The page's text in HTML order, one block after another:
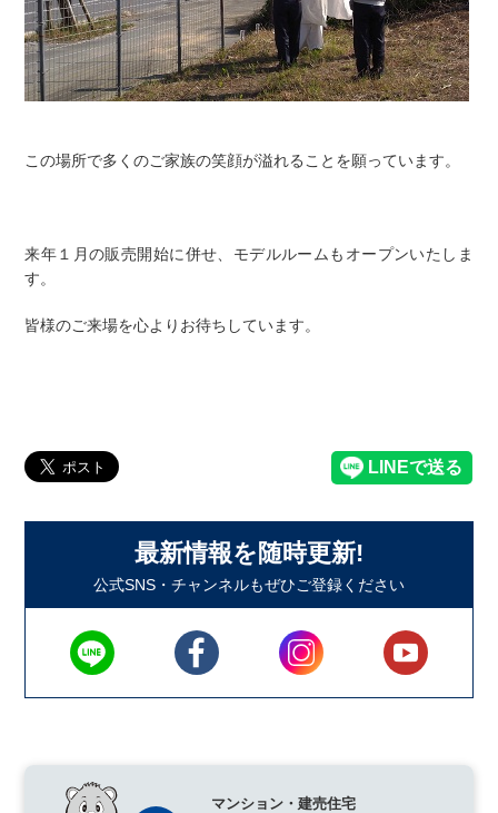
この場所で多くのご家族の笑顔が溢れることを願っています。
来年１月の販売開始に併せ、モデルルームもオープンいたしま
す。
皆様のご来場を心よりお待ちしています。
最新情報を随時更新!
公式SNS・チャンネルもぜひご登録ください
マンション・建売住宅